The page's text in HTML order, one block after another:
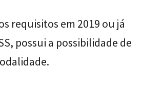
requisitos em 2019 ou já
possui a possibilidade de